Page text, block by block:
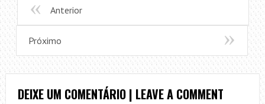
Anterior
Próximo
DEIXE UM COMENTÁRIO | LEAVE A COMMENT